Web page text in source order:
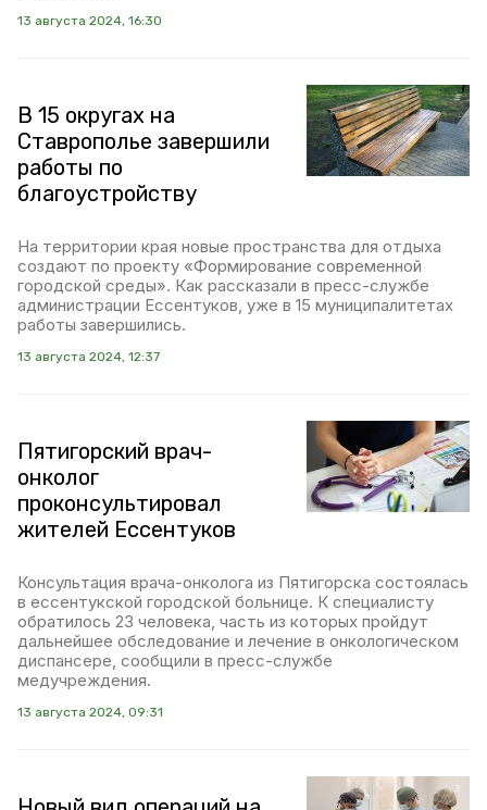
13 августа 2024, 16:30
В 15 округах на
Ставрополье завершили
работы по
благоустройству
На территории края новые пространства для отдыха
создают по проекту «Формирование современной
городской среды». Как рассказали в пресс-службе
администрации Ессентуков, уже в 15 муниципалитетах
работы завершились.
13 августа 2024, 12:37
Пятигорский врач-
онколог
проконсультировал
жителей Ессентуков
Консультация врача-онколога из Пятигорска состоялась
в ессентукской городской больнице. К специалисту
обратилось 23 человека, часть из которых пройдут
дальнейшее обследование и лечение в онкологическом
диспансере, сообщили в пресс-службе
медучреждения.
13 августа 2024, 09:31